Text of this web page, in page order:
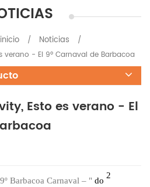
/ Noticias
/
verano - El 9º Carnaval de Barbacoa
Esto es verano - El
9º Barbacoa Carnaval – " do
2